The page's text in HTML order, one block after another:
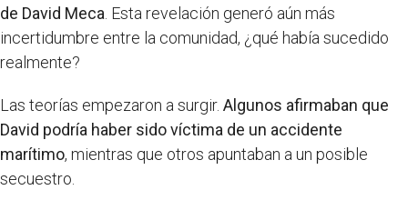
de David Meca. Esta revelación generó aún más
incertidumbre entre la comunidad, ¿qué había sucedido
realmente?
Las teorías empezaron a surgir. Algunos afirmaban que
David podría haber sido víctima de un accidente
marítimo, mientras que otros apuntaban a un posible
secuestro.